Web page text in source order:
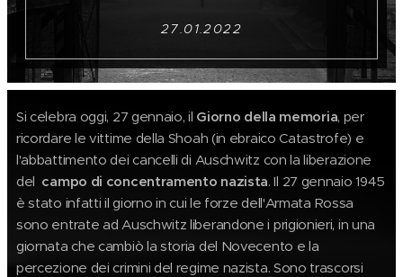
27.01.2022
Si celebra oggi, 27 gennaio, il Giorno della memoria, per
ricordare le vittime della Shoah (in ebraico Catastrofe) e
l'abbattimento dei cancelli di Auschwitz con la liberazione
del campo di concentramento nazista. Il 27 gennaio 1945
è stato infatti il giorno in cui le forze dell'Armata Rossa
sono entrate ad Auschwitz liberandone i prigionieri, in una
giornata che cambiò la storia del Novecento e la
percezione dei crimini del regime nazista. Sono trascorsi